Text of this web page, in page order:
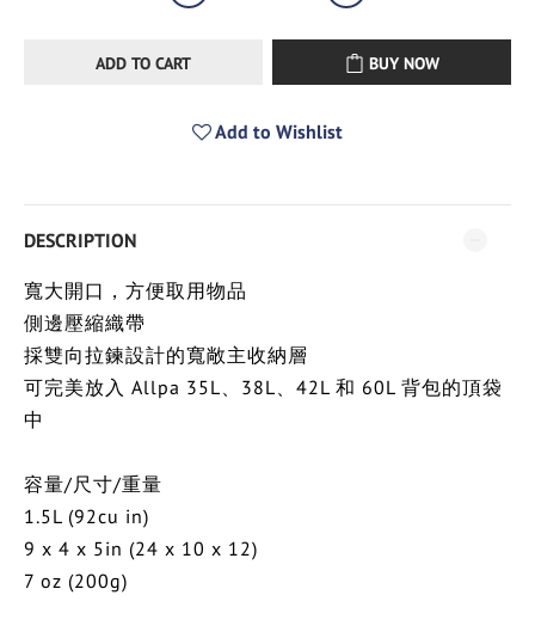
ADD TO CART BUY NOW
Add to Wishlist
DESCRIPTION
寬大開口，方便取用物品
側邊壓縮織帶
採雙向拉鍊設計的寬敞主收納層
可完美放入 Allpa 35L、38L、42L 和 60L 背包的頂袋
中
容量/尺寸/重量
1.5L (92cu in)
9 x 4 x 5in (24 x 10 x 12)
7 oz (200g)